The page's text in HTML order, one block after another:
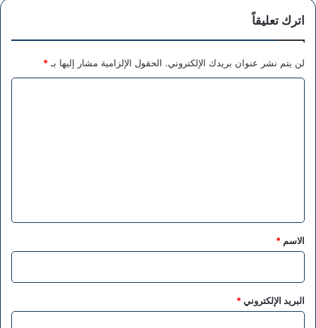
اترك تعليقاً
لن يتم نشر عنوان بريدك الإلكتروني. الحقول الإلزامية مشار إليها بـ *
*
الاسم *
البريد الإلكتروني*